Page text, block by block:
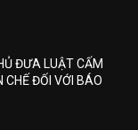
ĐƯA LUẬT CẤM
CHẾ ĐỐI VỚI BÁO